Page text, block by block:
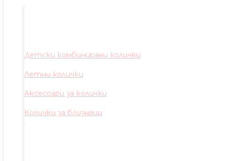
Детски комбинирани колички
Летни колички
Аксесоари за колички
Колички за близнаци